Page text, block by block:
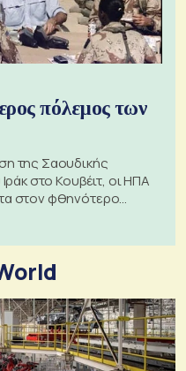
πόλεμος των
της Σαουδικής
στο Κουβέιτ, οι ΗΠΑ
στον φθηνότερο